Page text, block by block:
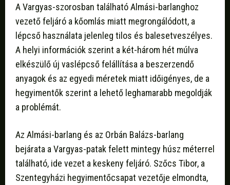
A Vargyas-szorosban található Almási-barlanghoz
vezető feljáró a kőomlás miatt megrongálódott, a
lépcső használata jelenleg tilos és balesetveszélyes.
A helyi információk szerint a két-három hét múlva
elkészülő új vaslépcső felállítása a beszerzendő
anyagok és az egyedi méretek miatt időigényes, de a
hegyimentők szerint a lehető leghamarabb megoldják
a problémát.
Az Almási-barlang és az Orbán Balázs-barlang
bejárata a Vargyas-patak felett mintegy húsz méterrel
található, ide vezet a keskeny feljáró. Szőcs Tibor, a
Szentegyházi hegyimentőcsapat vezetője elmondta,